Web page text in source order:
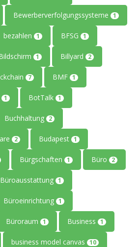
Bewerberverfolgungssysteme 1
bezahlen 1 BFSG 1
1 Billyard 2
7 BMF 1
1 BotTalk 1
Buchhaltung 2
2 Budapest 1
Bürgschaften 1 Büro 2
Büroausstattung 1
Büroeinrichtung 1
Büroraum 1 Business 1
business model canvas 10